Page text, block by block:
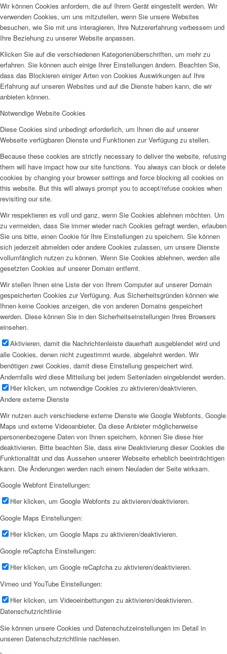
Wir können Cookies anfordern, die auf Ihrem Gerät eingestellt werden. Wir
verwenden Cookies, um uns mitzuteilen, wenn Sie unsere Websites
besuchen, wie Sie mit uns interagieren, Ihre Nutzererfahrung verbessern und
Ihre Beziehung zu unserer Website anpassen.
Klicken Sie auf die verschiedenen Kategorienüberschriften, um mehr zu
erfahren. Sie können auch einige Ihrer Einstellungen ändern. Beachten Sie,
dass das Blockieren einiger Arten von Cookies Auswirkungen auf Ihre
Erfahrung auf unseren Websites und auf die Dienste haben kann, die wir
anbieten können.
Notwendige Website Cookies
Diese Cookies sind unbedingt erforderlich, um Ihnen die auf unserer
Webseite verfügbaren Dienste und Funktionen zur Verfügung zu stellen.
Because these cookies are strictly necessary to deliver the website, refusing
them will have impact how our site functions. You always can block or delete
cookies by changing your browser settings and force blocking all cookies on
this website. But this will always prompt you to accept/refuse cookies when
revisiting our site.
Wir respektieren es voll und ganz, wenn Sie Cookies ablehnen möchten. Um
zu vermeiden, dass Sie immer wieder nach Cookies gefragt werden, erlauben
Sie uns bitte, einen Cookie für Ihre Einstellungen zu speichern. Sie können
sich jederzeit abmelden oder andere Cookies zulassen, um unsere Dienste
vollumfänglich nutzen zu können. Wenn Sie Cookies ablehnen, werden alle
gesetzten Cookies auf unserer Domain entfernt.
Wir stellen Ihnen eine Liste der von Ihrem Computer auf unserer Domain
gespeicherten Cookies zur Verfügung. Aus Sicherheitsgründen können wie
Ihnen keine Cookies anzeigen, die von anderen Domains gespeichert
werden. Diese können Sie in den Sicherheitseinstellungen Ihres Browsers
einsehen.
Aktivieren, damit die Nachrichtenleiste dauerhaft ausgeblendet wird und
alle Cookies, denen nicht zugestimmt wurde, abgelehnt werden. Wir
benötigen zwei Cookies, damit diese Einstellung gespeichert wird.
Andernfalls wird diese Mitteilung bei jedem Seitenladen eingeblendet werden.
Hier klicken, um notwendige Cookies zu aktivieren/deaktivieren.
Andere externe Dienste
Wir nutzen auch verschiedene externe Dienste wie Google Webfonts, Google
Maps und externe Videoanbieter. Da diese Anbieter möglicherweise
personenbezogene Daten von Ihnen speichern, können Sie diese hier
deaktivieren. Bitte beachten Sie, dass eine Deaktivierung dieser Cookies die
Funktionalität und das Aussehen unserer Webseite erheblich beeinträchtigen
kann. Die Änderungen werden nach einem Neuladen der Seite wirksam.
Google Webfont Einstellungen:
Hier klicken, um Google Webfonts zu aktivieren/deaktivieren.
Google Maps Einstellungen:
Hier klicken, um Google Maps zu aktivieren/deaktivieren.
Google reCaptcha Einstellungen:
Hier klicken, um Google reCaptcha zu aktivieren/deaktivieren.
Vimeo und YouTube Einstellungen:
Hier klicken, um Videoeinbettungen zu aktivieren/deaktivieren.
Datenschutzrichtlinie
Sie können unsere Cookies und Datenschutzeinstellungen im Detail in
unseren Datenschutzrichtlinie nachlesen.